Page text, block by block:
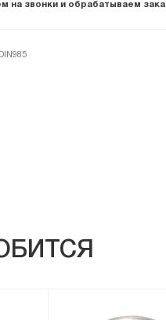
на звонки и обрабатываем